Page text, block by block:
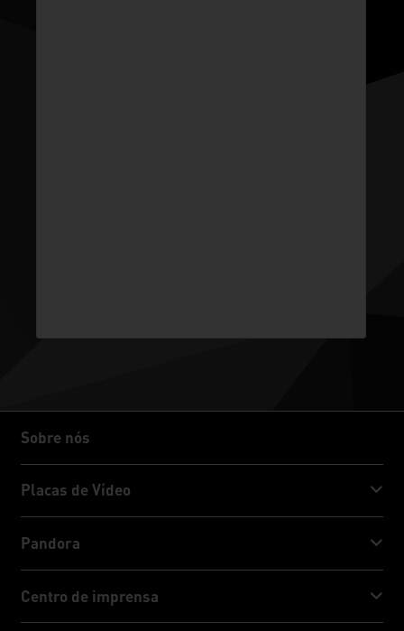
Sobre nós
Sobre nós
Placas de Vídeo
GeForce RTX™ 40 Series
GeForce RTX™ 30 Series
Pandora
NVIDIA Jetson Orin™ Nano Super
Centro de imprensa